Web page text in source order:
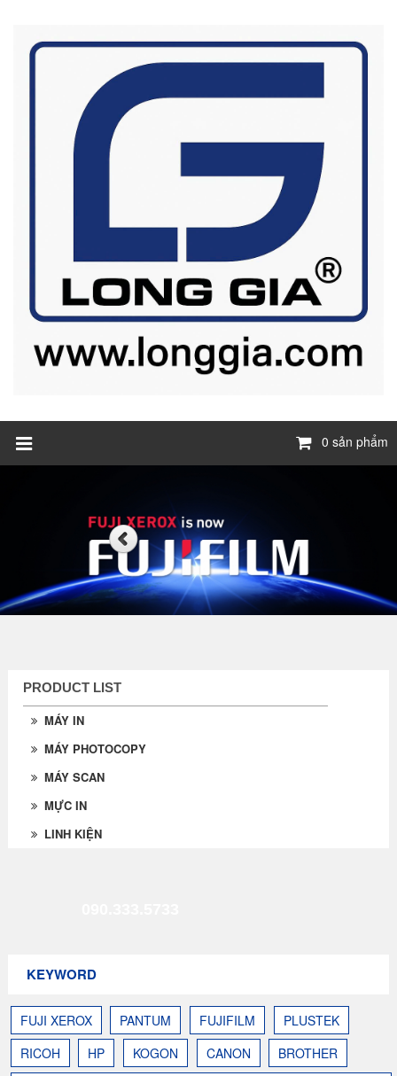
0 sản phẩm
PRODUCT LIST
MÁY IN
MÁY PHOTOCOPY
MÁY SCAN
MỰC IN
LINH KIỆN
KEYWORD
FUJI XEROX PANTUM FUJIFILM
PLUSTEK
RICOH
HP KOGON CANON
BROTHER